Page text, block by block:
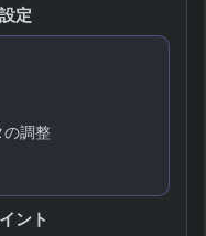
定
の調整
ント